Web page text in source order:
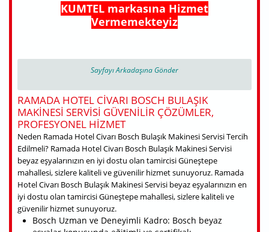
KUMTEL markasına Hizmet
Vermemekteyiz
Sayfayı Arkadaşına Gönder
RAMADA HOTEL CIVARI BOSCH BULAŞIK
MAKINESI SERVISI GÜVENILIR ÇÖZÜMLER,
PROFESYONEL HIZMET
Neden Ramada Hotel Civarı Bosch Bulaşık Makinesi Servisi Tercih
Edilmeli? Ramada Hotel Civarı Bosch Bulaşık Makinesi Servisi
beyaz eşyalarınızın en iyi dostu olan tamircisi Güneştepe
mahallesi, sizlere kaliteli ve güvenilir hizmet sunuyoruz. Ramada
Hotel Civarı Bosch Bulaşık Makinesi Servisi beyaz eşyalarınızın en
iyi dostu olan tamircisi Güneştepe mahallesi, sizlere kaliteli ve
güvenilir hizmet sunuyoruz.
Bosch Uzman ve Deneyimli Kadro: Bosch beyaz